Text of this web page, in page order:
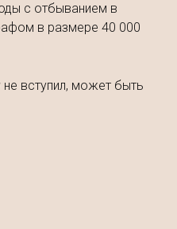
с отбыванием в
в размере 40 000
вступил, может быть